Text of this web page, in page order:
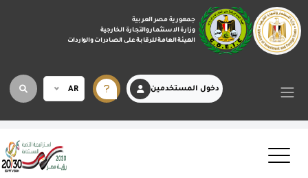
جمهورية مصر العربية
وزارة الاستثمار والتجارة الخارجية
الهيئة العامة للرقابة على الصادرات والواردات
دخول المستخدمين AR